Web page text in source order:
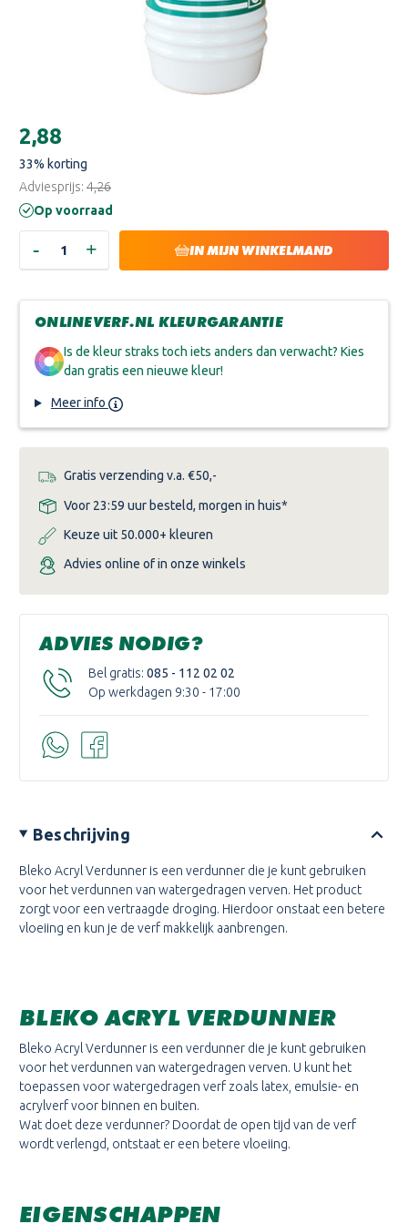
voorraad:
€2,88
33% korting
Adviesprijs: €4,26
Op voorraad
HOEVEELHEID
VAN
ACRYL
- HOEVEELHEID
VAN
ACRYL
+ IN MIJN WINKELMAND
ONLINEVERF.NL KLEURGARANTIE
Is de kleur straks toch iets anders dan verwacht? Kies
dan gratis een nieuwe kleur!
Meer info
Gratis verzending v.a. €50,-
Voor 23:59 uur besteld, morgen in huis*
Keuze uit 50.000+ kleuren
Advies online of in onze winkels
ADVIES NODIG?
Bel gratis: 085 - 112 02 02
Op werkdagen 9:30 - 17:00
Beschrijving
Bleko Acryl Verdunner is een verdunner die je kunt gebruiken
voor het verdunnen van watergedragen verven. Het product
zorgt voor een vertraagde droging. Hierdoor onstaat een betere
vloeiing en kun je de verf makkelijk aanbrengen.
BLEKO ACRYL VERDUNNER
Bleko Acryl Verdunner is een verdunner die je kunt gebruiken
voor het verdunnen van watergedragen verven. U kunt het
toepassen voor watergedragen verf zoals latex, emulsie- en
acrylverf voor binnen en buiten.
Wat doet deze verdunner? Doordat de open tijd van de verf
wordt verlengd, ontstaat er een betere vloeiing.
EIGENSCHAPPEN